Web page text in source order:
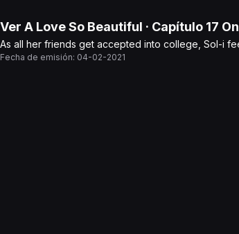
Ver A Love So Beautiful · Capítulo 17
As all her friends get accepted into college, Sol-i
Fecha de emisión: 04-02-2021